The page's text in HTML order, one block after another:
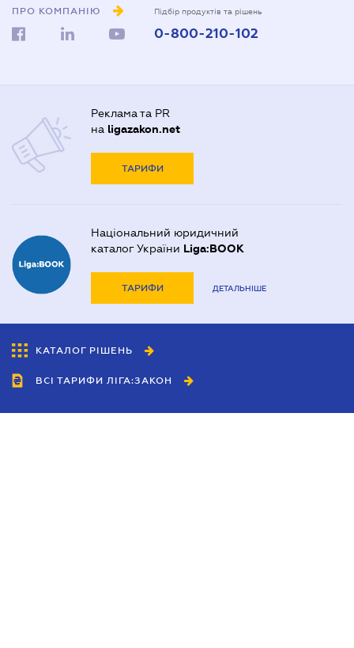
ПРО КОМПАНІЮ Підбір продуктів та рішень
0-800-210-102
Реклама та PR
на ligazakon.net
ТАРИФИ
Національний юридичний
каталог України Liga:BOOK
ТАРИФИ ДЕТАЛЬНІШЕ
КАТАЛОГ РІШЕНЬ
ВСІ ТАРИФИ ЛІГА:ЗАКОН